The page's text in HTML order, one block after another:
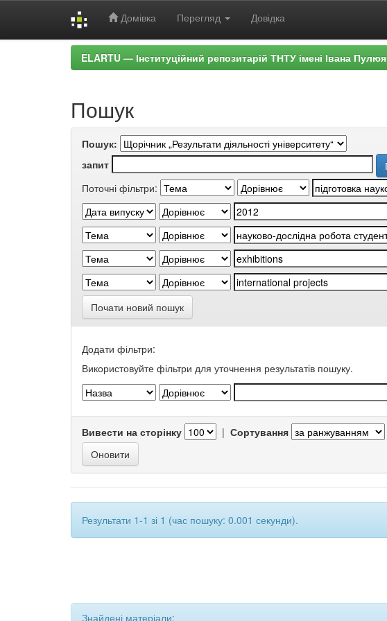
Домівка Перегляд Довідка
ELARTU — Інституційний репозитарій ТНТУ імені Івана Пулюя
Пошук
Пошук:
запит
Поточні фільтри:
Почати новий пошук
Додати фільтри:
Використовуйте фільтри для уточнення результатів пошуку.
Вивести на сторінку | Сортування
Результати 1-1 зі 1 (час пошуку: 0.001 секунди).
Знайдені матеріали: